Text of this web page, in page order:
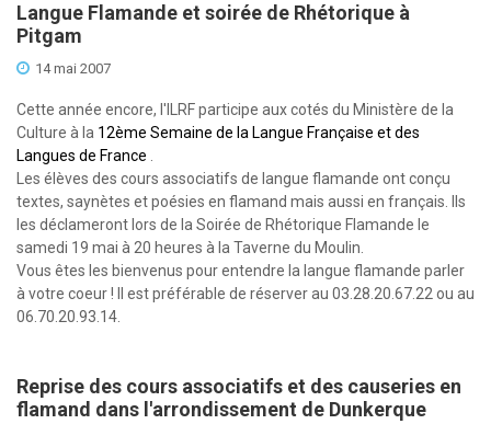
Langue Flamande et soirée de Rhétorique à
Pitgam
14 mai 2007
Cette année encore, l'ILRF participe aux cotés du Ministère de la
Culture à la 12ème Semaine de la Langue Française et des
Langues de France
Les élèves des cours associatifs de langue flamande ont conçu
textes, saynètes et poésies en flamand mais aussi en français. Ils
les déclameront lors de la Soirée de Rhétorique Flamande le
samedi 19 mai à 20 heures à la Taverne du Moulin.
Vous êtes les bienvenus pour entendre la langue flamande parler
à votre coeur ! Il est préférable de réserver au 03.28.20.67.22 ou au
06.70.20.93.14.
Reprise des cours associatifs et des causeries en
flamand dans l'arrondissement de Dunkerque